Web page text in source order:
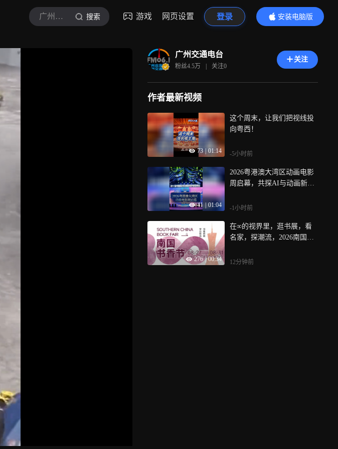
广州交通电台 搜索 游戏 网页设置 登录
安装电脑版
内容更精彩
广州交通电台
粉丝4.5万 | 关注0
关注
作者最新视频
73 01:14
这个周末，让我们把视线投
向粤西！
-5小时前
41 01:04
2026粤港澳大湾区动画电影
周启幕，共探AI与动画新未
-1小时前
276 | 00:34
在∞的视界里，逛书展，看
名家，探潮流，2026南国书
进出口商品交易会展馆B
12分钟前